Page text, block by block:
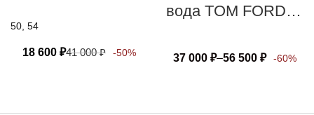
50, 54
18 600 ₽41 000₽ -50%
вода TOM FORD
LEATHER
37 000 ₽–56 500 ₽ -60%